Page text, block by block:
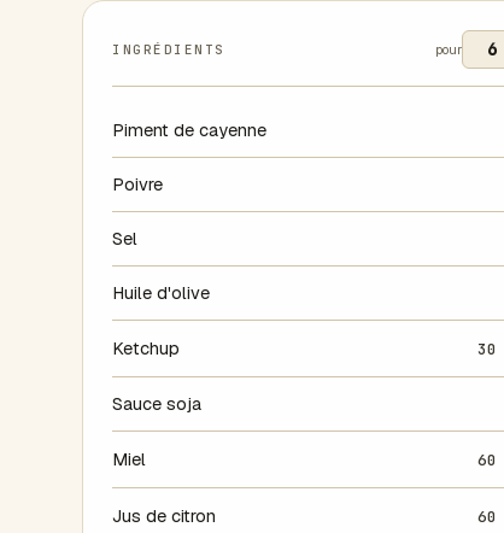
INGRÉDIENTS pour
Piment de cayenne
Poivre
Sel
Huile d'olive
Ketchup 30
Sauce soja
Miel 60
Jus de citron 60